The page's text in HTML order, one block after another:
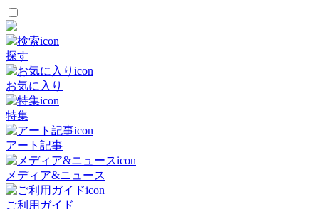
探す
お気に入り
特集
アート記事
メディア&ニュース
ご利用ガイド